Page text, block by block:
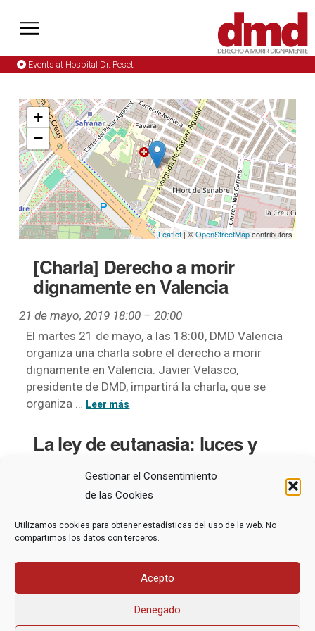
Gestionar el Consentimiento
de las Cookies
Utilizamos cookies para obtener estadísticas del uso de la web. No
compartimos los datos con terceros.
Acepto
Denegado
Events at Hospital Dr. Peset
+
−
Leaflet| ©OpenStreetMapcontributors
[Charla] Derecho a morir
dignamente en Valencia
21 de mayo, 2019 18:00 –20:00
El martes 21 de mayo, a las 18:00, DMD Valencia
organiza una charla sobre el derecho a morir
dignamente en Valencia. Javier Velasco,
presidente de DMD, impartirá la charla, que se
organiza …
La ley de eutanasia: luces y
sombras
16 de mayo, 2023 18:00–
presidente de DMD Entrada libre hasta completar
aforo.